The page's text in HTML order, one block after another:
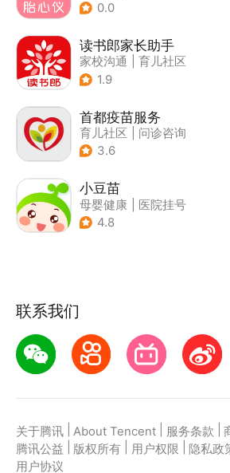
0.0
读书郎家长助手
家校沟通
育儿社区
1.9
首都疫苗服务
育儿社区
问诊咨询
| 母婴健康
3.6
小豆苗
母婴健康
医院挂号
4.8
联系我们
关于腾讯 About Tencent 服务条款
腾讯公益
版权所有 用户权限 隐私政
用户协议